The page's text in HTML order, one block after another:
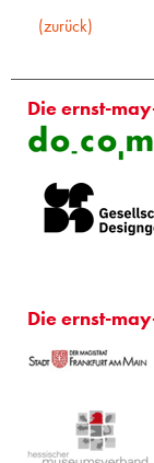
(zurück)
Die ernst-
Die ernst-